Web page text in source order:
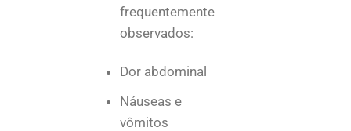
frequentemente
observados:
Dor abdominal
Náuseas e
vômitos